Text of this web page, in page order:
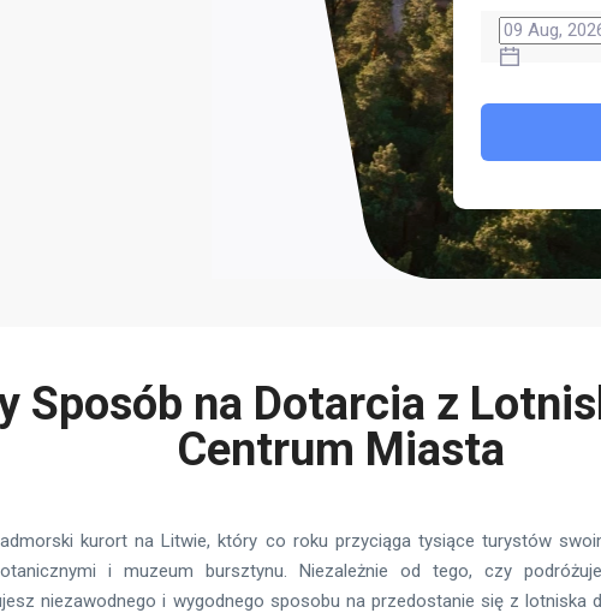
Sposób na Dotarcia z
Centrum Miasta
kurort na Litwie, który co roku przyciąga tysiące turystów
i muzeum bursztynu. Niezależnie od tego, czy
niezawodnego i wygodnego sposobu na przedostanie się z lotniska